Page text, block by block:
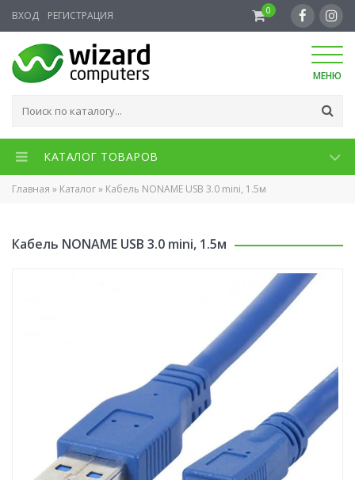
ВХОД РЕГИСТРАЦИЯ 0
МЕНЮ
КАТАЛОГ ТОВАРОВ
Главная » Каталог» Кабель NONAME USB 3.0 mini, 1.5м
Кабель NONAME USB 3.0 mini, 1.5м